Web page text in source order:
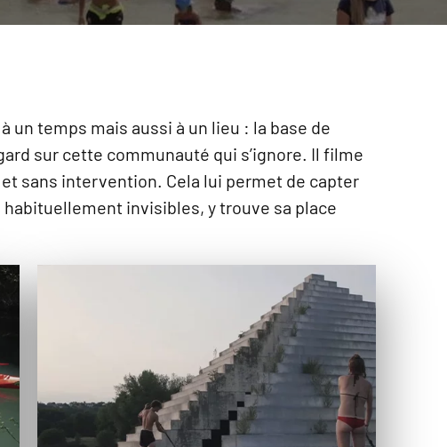
un temps mais aussi à un lieu : la base de
sur cette communauté qui s’ignore. Il filme
sans intervention. Cela lui permet de capter
invisibles, y trouve sa place